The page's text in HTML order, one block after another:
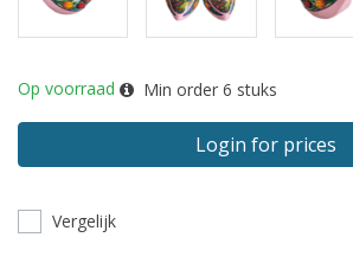
Op voorraad Min order 6 stuks
Login for prices
Vergelijk